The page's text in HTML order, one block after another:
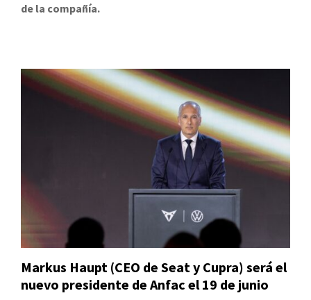
de la compañía.
Markus Haupt (CEO de Seat y Cupra) será el
nuevo presidente de Anfac el 19 de junio